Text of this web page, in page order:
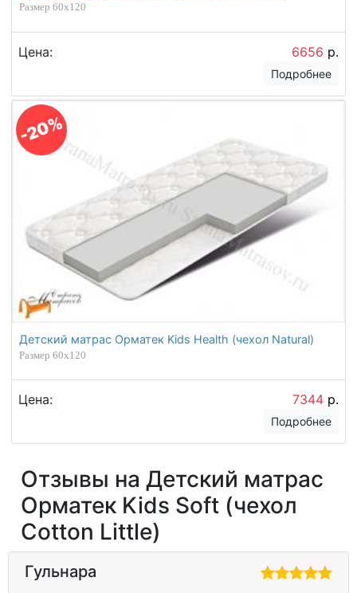
Размер 60х120
Цена: 6656 р.
Подробнее
-20%
Детский матрас Орматек Kids Health (чехол Natural)
Размер 60х120
Цена: 7344 р.
Подробнее
Отзывы на Детский матрас
Орматек Kids Soft (чехол
Cotton Little)
Гульнара